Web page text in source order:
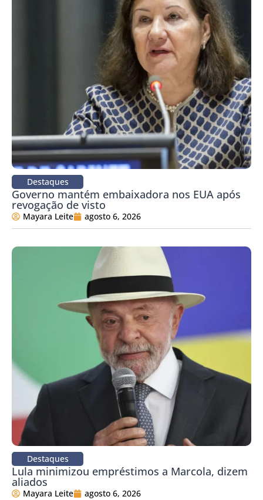
Destaques
Governo mantém embaixadora nos EUA após
revogação de visto
Mayara Leite agosto 6, 2026
Destaques
Lula minimizou empréstimos a Marcola, dizem
aliados
Mayara Leite agosto 6, 2026